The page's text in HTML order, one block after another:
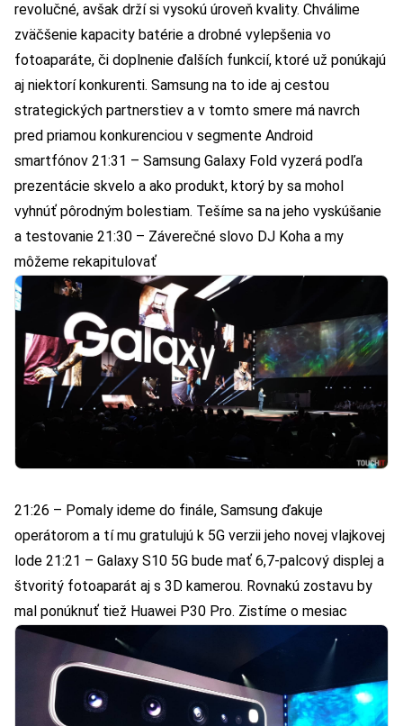
revolučné, avšak drží si vysokú úroveň kvality. Chválime
zväčšenie kapacity batérie a drobné vylepšenia vo
fotoaparáte, či doplnenie ďalších funkcií, ktoré už ponúkajú
aj niektorí konkurenti. Samsung na to ide aj cestou
strategických partnerstiev a v tomto smere má navrch
pred priamou konkurenciou v segmente Android
smartfónov 21:31 – Samsung Galaxy Fold vyzerá podľa
prezentácie skvelo a ako produkt, ktorý by sa mohol
vyhnúť pôrodným bolestiam. Tešíme sa na jeho vyskúšanie
a testovanie 21:30 – Záverečné slovo DJ Koha a my
môžeme rekapitulovať
21:26 – Pomaly ideme do finále, Samsung ďakuje
operátorom a tí mu gratulujú k 5G verzii jeho novej vlajkovej
lode 21:21 – Galaxy S10 5G bude mať 6,7-palcový displej a
štvoritý fotoaparát aj s 3D kamerou. Rovnakú zostavu by
mal ponúknuť tiež Huawei P30 Pro. Zistíme o mesiac